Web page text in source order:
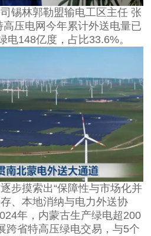
锡林郭勒盟输电工区主任 张
压电网今年累计外送电量已
电148亿度，占比33.6%。
步摸索出“保障性与市场化并
、本地消纳与电力外送协
年，内蒙古生产绿电超200
跨省特高压绿电交易，与5个